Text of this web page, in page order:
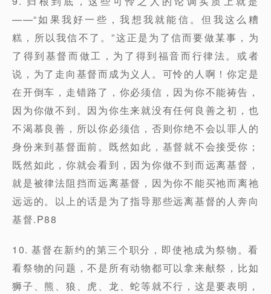
——“如果我好一些，我想我就能信。但我这么糟
糕，所以我信不了。”这正是为了信而要做某事，为
了得到基督而做工，为了得到福音而行律法。或者
说，为了走向基督而成为义人。可怜的人啊！你定是
在开倒车，走错路了，你必须信，因为你不能祷告，
因为你做不到。因为你生来就没有任何良善之初，也
不渴慕良善，所以你必须信，否则你绝不会以罪人的
身份来到基督面前。既然如此，基督就不会接受你；
既然如此，你就会看到，因为你做不到而远离基督，
就是被律法阻挡而远离基督，因为你不能买祂而离祂
远远的。以上的话是为了指导那些远离基督的人奔向
基督.P88
10. 基督在新约的第三个职分，即使祂成为祭物。看
看祭物的问题，不是所有动物都可以拿来献祭，比如
狮子、熊、狼、虎、龙、蛇等就不行，这是要表明，